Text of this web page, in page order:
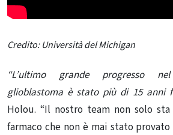
Credito: Università del Michigan
“L’ultimo grande progresso
glioblastoma è stato più di 15 anni
Holou. “Il nostro team non solo
farmaco che non è mai stato